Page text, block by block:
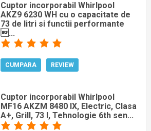
Cuptor incorporabil Whirlpool
AKZ9 6230 WH cu o capacitate de
73 de litri si functii performante
...
CUMPARA REVIEW
Cuptor incorporabil Whirlpool
MF16 AKZM 8480 IX, Electric, Clasa
A+, Grill, 73 l, Tehnologie 6th sen...